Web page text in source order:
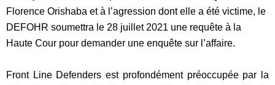
Florence Orishaba et à l’agression dont elle a été victime, le
DEFOHR soumettra le 28 juillet 2021 une requête à la
Haute Cour pour demander une enquête sur l’affaire.
Front Line Defenders est profondément préoccupée par la